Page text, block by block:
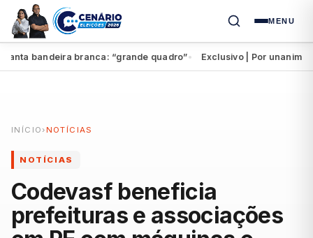
MENU
bandeira branca: “grande quadro”● Exclusivo | Por
INÍCIO ›NOTÍCIAS
NOTÍCIAS
Codevasf beneficia
prefeituras e associações